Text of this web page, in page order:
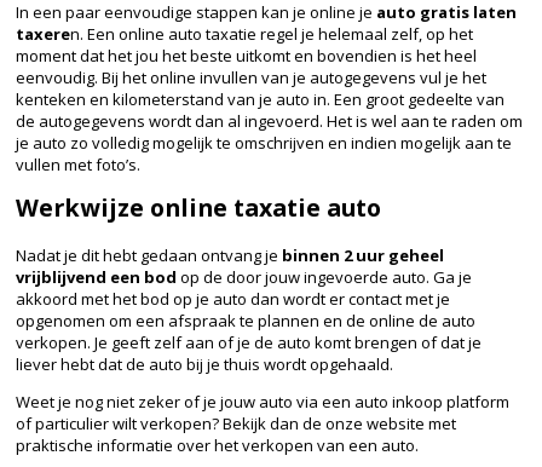
In een paar eenvoudige stappen kan je online je auto gratis laten
taxeren. Een online auto taxatie regel je helemaal zelf, op het
moment dat het jou het beste uitkomt en bovendien is het heel
eenvoudig. Bij het online invullen van je autogegevens vul je het
kenteken en kilometerstand van je auto in. Een groot gedeelte van
de autogegevens wordt dan al ingevoerd. Het is wel aan te raden om
je auto zo volledig mogelijk te omschrijven en indien mogelijk aan te
vullen met foto’s.
Werkwijze online taxatie auto
Nadat je dit hebt gedaan ontvang je binnen 2 uur geheel
vrijblijvend een bodop de door jouw ingevoerde auto. Ga je
akkoord met het bod op je auto dan wordt er contact met je
opgenomen om een afspraak te plannen en de online de auto
verkopen. Je geeft zelf aan of je de auto komt brengen of dat je
liever hebt dat de auto bij je thuis wordt opgehaald.
Weet je nog niet zeker of je jouw auto via een auto inkoop platform
of particulier wilt verkopen? Bekijk dan de onze website met
praktische informatie over het verkopen van een auto.